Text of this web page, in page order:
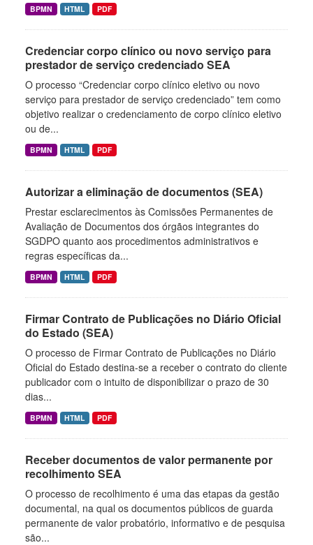
BPMN HTML PDF
Credenciar corpo clínico ou novo serviço para
prestador de serviço credenciado SEA
O processo “Credenciar corpo clínico eletivo ou novo
serviço para prestador de serviço credenciado” tem como
objetivo realizar o credenciamento de corpo clínico eletivo
ou de...
BPMN HTML PDF
Autorizar a eliminação de documentos (SEA)
Prestar esclarecimentos às Comissões Permanentes de
Avaliação de Documentos dos órgãos integrantes do
SGDPO quanto aos procedimentos administrativos e
regras específicas da...
BPMN HTML PDF
Firmar Contrato de Publicações no Diário Oficial
do Estado (SEA)
O processo de Firmar Contrato de Publicações no Diário
Oficial do Estado destina-se a receber o contrato do cliente
publicador com o intuito de disponibilizar o prazo de 30
dias...
BPMN HTML PDF
Receber documentos de valor permanente por
recolhimento SEA
O processo de recolhimento é uma das etapas da gestão
documental, na qual os documentos públicos de guarda
permanente de valor probatório, informativo e de pesquisa
são...